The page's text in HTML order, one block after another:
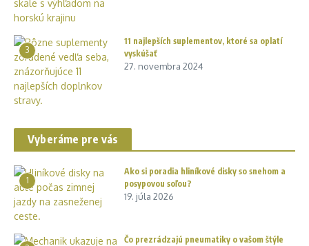
3
11 najlepších suplementov, ktoré sa oplatí
vyskúšať
27. novembra 2024
Vyberáme pre vás
1
Ako si poradia hliníkové disky so snehom a
posypovou soľou?
19. júla 2026
Čo prezrádzajú pneumatiky o vašom štýle